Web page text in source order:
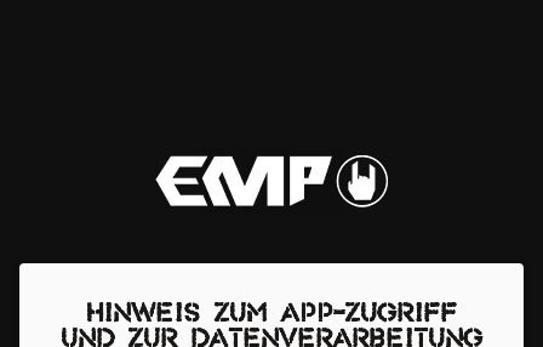
Hinweis zum App-Zugriff
und zur Datenverarbeitung